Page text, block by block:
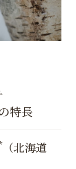
特長
（北海道